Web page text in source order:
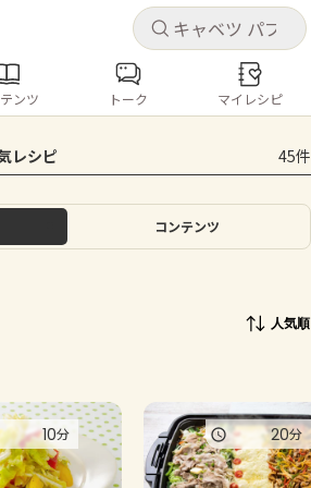
キャ
インするとレシピを保存できます
キャ
コンテンツ
ピ
なす トマト とうもろこし
ピーマン
ンツ トーク マイレシピ
レシピ 45件
コンテンツ
人気順
10分 20分